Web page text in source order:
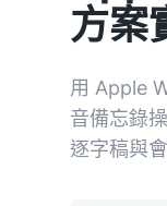
方案
用 Apple
音備忘錄
逐字稿與